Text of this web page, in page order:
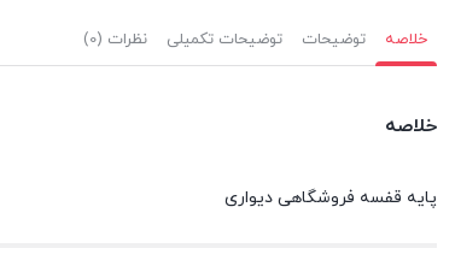
خلاصه توضیحات توضیحات تکمیلی نظرات (0)
خلاصه
پایه قفسه فروشگاهی دیواری